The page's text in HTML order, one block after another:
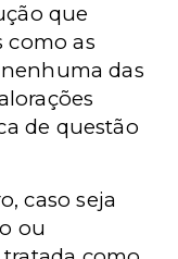
que
como as
das
de questão
caso seja
ou